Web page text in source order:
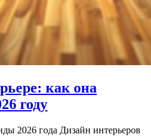
как она
году
2026 года Дизайн интерьеров